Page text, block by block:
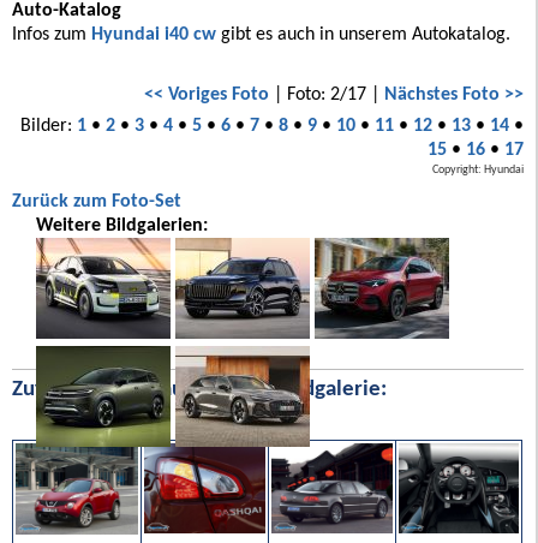
Auto-Katalog
Infos zum Hyundai i40 cw gibt es auch in unserem Autokatalog.
<< Voriges Foto | Foto: 2/17 | Nächstes Foto >>
Bilder: 1• 2• 3• 4• 5• 6• 7• 8• 9• 10• 11• 12• 13• 14•
15• 16• 17
Copyright: Hyundai
Zurück zum Foto-Set
Weitere Bildgalerien:
Zufällige Bilder aus unserer Bildgalerie: